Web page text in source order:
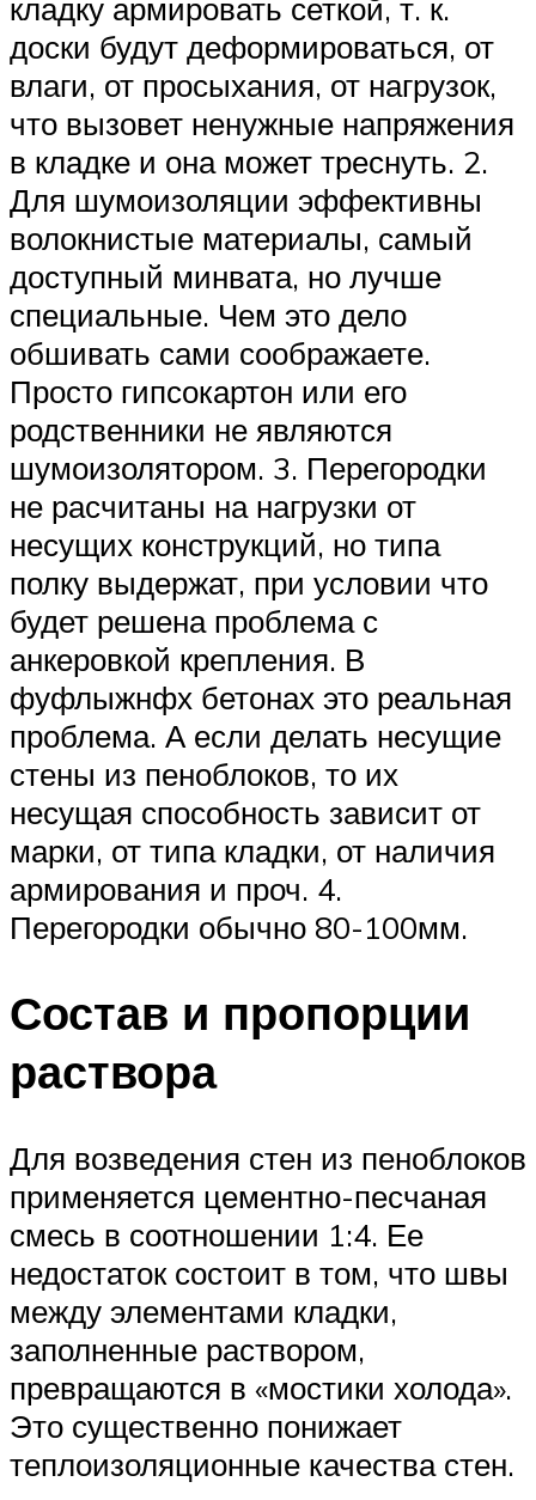
кладку армировать сеткой, т. к.
доски будут деформироваться, от
влаги, от просыхания, от нагрузок,
что вызовет ненужные напряжения
в кладке и она может треснуть. 2.
Для шумоизоляции эффективны
волокнистые материалы, самый
доступный минвата, но лучше
специальные. Чем это дело
обшивать сами соображаете.
Просто гипсокартон или его
родственники не являются
шумоизолятором. 3. Перегородки
не расчитаны на нагрузки от
несущих конструкций, но типа
полку выдержат, при условии что
будет решена проблема с
анкеровкой крепления. В
фуфлыжнфх бетонах это реальная
проблема. А если делать несущие
стены из пеноблоков, то их
несущая способность зависит от
марки, от типа кладки, от наличия
армирования и проч. 4.
Перегородки обычно 80-100мм.
Состав и пропорции
раствора
Для возведения стен из пеноблоков
применяется цементно-песчаная
смесь в соотношении 1:4. Ее
недостаток состоит в том, что швы
между элементами кладки,
заполненные раствором,
превращаются в «мостики холода».
Это существенно понижает
теплоизоляционные качества стен.